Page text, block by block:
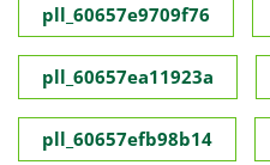
pll_60657e9709f76
pll_60657ea11923a
pll_60657efb98b14